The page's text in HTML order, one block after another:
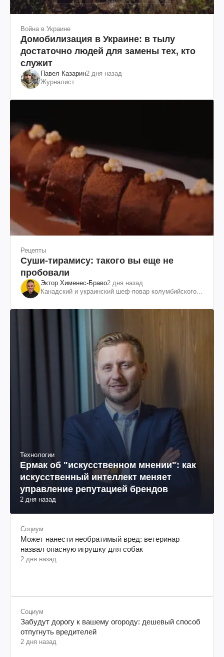
Война в Украине
Домобилизация в Украине: в тылу
достаточно людей для замены тех, кто
служит
Павел Казарин2 дня назад
Журналист
Рецепты
Суши-тирамису: такого вы еще не
пробовали
Эктор Хименес-Браво2 дня назад
Канадский и украинский шеф-повар колумбийского
Технологии
Ермак об "искусственном мнении": как
искусственный интеллект меняет
управление репутацией брендов
2 дня назад
Социум
Может нанести необратимый вред: ветеринар
назвал опасную игрушку для собак
2 дня назад
Социум
Забудут дорогу к вашему огороду: дешевый способ
отпугнуть вредителей
2 дня назад